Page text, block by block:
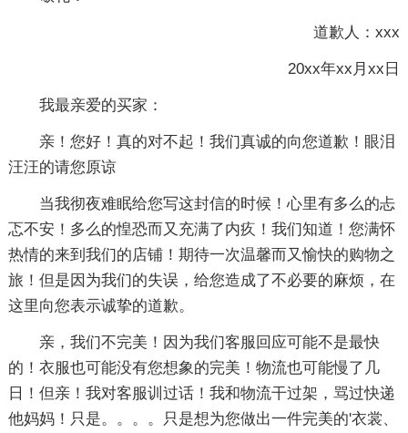
道歉人：xxx
20xx年xx月xx日
我最亲爱的买家：
亲！您好！真的对不起！我们真诚的向您道歉！眼泪
汪汪的请您原谅
当我彻夜难眠给您写这封信的时候！心里有多么的忐
忑不安！多么的惶恐而又充满了内疚！我们知道！您满怀
热情的来到我们的店铺！期待一次温馨而又愉快的购物之
旅！但是因为我们的失误，给您造成了不必要的麻烦，在
这里向您表示诚挚的道歉。
亲，我们不完美！因为我们客服回应可能不是最快
的！衣服也可能没有您想象的完美！物流也可能慢了几
日！但亲！我对客服训过话！我和物流干过架，骂过快递
他妈妈！只是。。。。只是想为您做出一件完美的'衣裳、